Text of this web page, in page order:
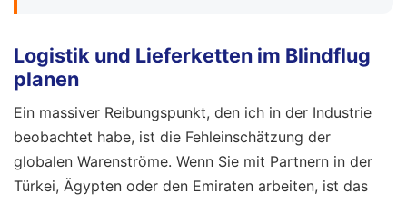
Logistik und Lieferketten im Blindflug
planen
Ein massiver Reibungspunkt, den ich in der Industrie
beobachtet habe, ist die Fehleinschätzung der
globalen Warenströme. Wenn Sie mit Partnern in der
Türkei, Ägypten oder den Emiraten arbeiten, ist das